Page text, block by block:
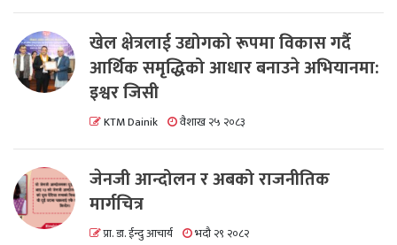
खेल क्षेत्रलाई उद्योगको रूपमा विकास गर्दै
आर्थिक समृद्धिको आधार बनाउने अभियानमा:
इश्वर जिसी
KTM Dainik वैशाख २५ २०८३
जेनजी आन्दोलन र अबको राजनीतिक
मार्गचित्र
प्रा. डा. ईन्दु आचार्य भदौ २९ २०८२